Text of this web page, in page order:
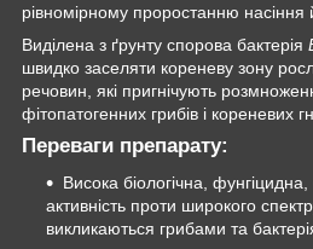
рівномірному проростанню насіння
Виділена з ґрунту спорова бактерія
швидко заселяти кореневу зону
речовин, які пригнічують
фітопатогенних грибів і кореневих
Переваги препарату:
Висока біологічна,
активність проти широкого
викликаються грибами та